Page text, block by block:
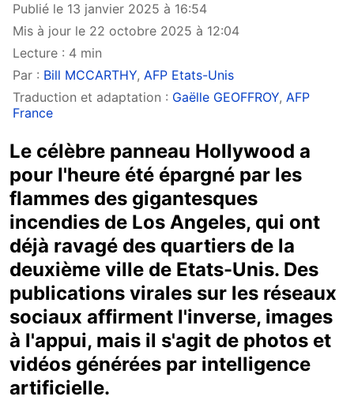
Publié le 13 janvier 2025 à 16:54
Mis à jour le 22 octobre 2025 à 12:04
Lecture : 4 min
Par : Bill MCCARTHY, AFP Etats-Unis
Traduction et adaptation : Gaëlle GEOFFROY, AFP
France
Le célèbre panneau Hollywood a
pour l'heure été épargné par les
flammes des gigantesques
incendies de Los Angeles, qui ont
déjà ravagé des quartiers de la
deuxième ville de Etats-Unis. Des
publications virales sur les réseaux
sociaux affirment l'inverse, images
à l'appui, mais il s'agit de photos et
vidéos générées par intelligence
artificielle.